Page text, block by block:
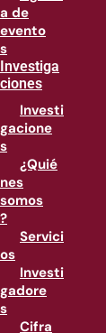
a de
evento
s
Investiga
ciones
Investi
gacione
s
¿Quié
nes
somos
?
Servici
os
Investi
gadore
s
Cifra